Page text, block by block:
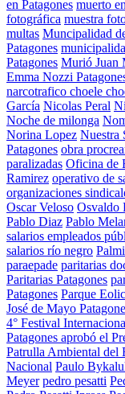
en Patagones muerto
fotográfica muestra
multas Muncipalidad
Patagones
Patagones Murió Juan
Emma Nozzi
narcotrafico choele
García Nicolas Peral
Noche de milonga
Norina Lopez Nuestra
Patagones obra
paralizadas Oficina de
Ramirez operativo de
organizaciones
Oscar Veloso Osvaldo
Pablo Diaz Pablo
salarios empleados
salarios río negro
paraepade paritarias
Paritarias Patagones
Patagones Parque
José de Mayo
4° Festival
Patagones aprobó el
Patrulla Ambiental del
Nacional Paulo
Meyer pedro pesatti